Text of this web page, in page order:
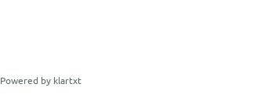
Powered by klartxt